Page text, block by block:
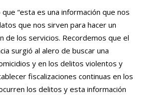
“esta es una información que nos
que nos sirven para hacer un
de los servicios. Recordemos que el
surgió al alero de buscar una
y en los delitos violentos y
fiscalizaciones continuas en los
los delitos y esta información